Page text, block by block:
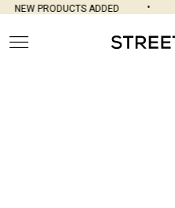
NEW PRODUCTS ADDED